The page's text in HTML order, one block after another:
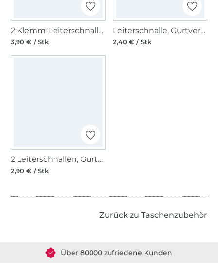
2 Klemm-Leiterschnallen, Gurtversteller 40 mm, schwarz
3,90 € / Stk
Leiterschnalle, Gurtversteller Metall 30 mm, kupfer
2,40 € / Stk
2 Leiterschnallen, Gurtversteller 30 mm
2,90 € / Stk
Zurück zu Taschenzubehör
Über 1.8 Millionen Meter Stoff versandfertig